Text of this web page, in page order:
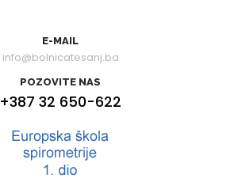
E-MAIL
info@bolnicatesanj.ba
POZOVITE NAS
+387 32 650-622